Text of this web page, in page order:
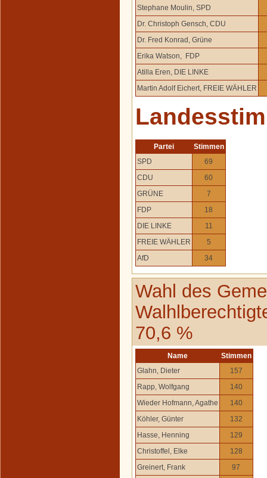
Stephane Moulin, SPD
Dr. Christoph Gensch, CDU
Dr. Fred Konrad, Grüne
Erika Watson, FDP
Atilla Eren, DIE LINKE
Martin Adolf Eichert, FREIE WÄHLER
Partei
Stimmen
SPD
69
CDU
60
GRÜNE
7
FDP
18
DIE LINKE
11
FREIE WÄHLER
5
AfD
34
Wahl des
70,6 %
Name
Stimmen
Glahn, Dieter
157
Rapp, Wolfgang
140
Wieder Hofmann, Agathe
140
Köhler, Günter
132
Hasse, Henning
129
Christoffel, Elke
128
Greinert, Frank
97